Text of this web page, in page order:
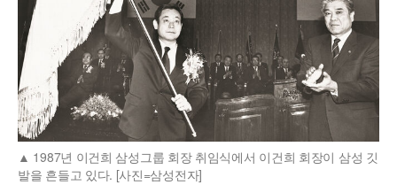
1987년 이건희 삼성그룹 회장 취임식에서 이건희 회장이 삼성 깃
발을 흔들고 있다. [사진=삼성전자]